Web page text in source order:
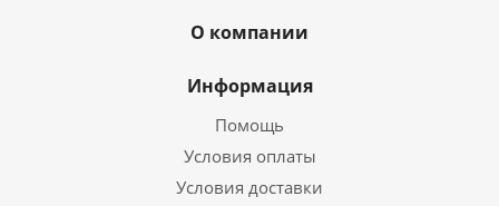
О компании
Информация
Помощь
Условия оплаты
Условия доставки